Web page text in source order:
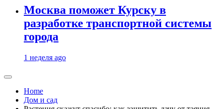
Москва поможет Курску в
разработке транспортной системы
города
1 неделя ago
Home
Дом и сад